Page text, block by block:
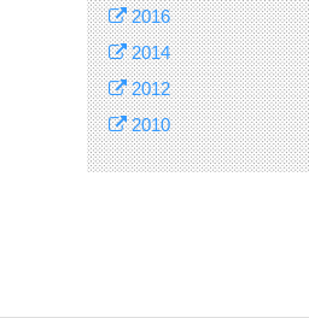
2016
2014
2012
2010